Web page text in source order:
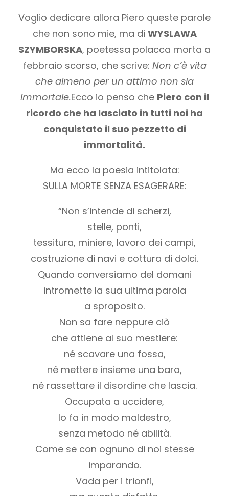
Voglio dedicare allora Piero queste parole
che non sono mie, ma di WYSLAWA
SZYMBORSKA, poetessa polacca morta a
febbraio scorso, che scrive: Non c’è vita
che almeno per un attimo non sia
immortale.Ecco io penso che Piero con il
ricordo che ha lasciato in tutti noi ha
conquistato il suo pezzetto di
immortalità.
Ma ecco la poesia intitolata:
SULLA MORTE SENZA ESAGERARE:
“Non s’intende di scherzi,
stelle, ponti,
tessitura, miniere, lavoro dei campi,
costruzione di navi e cottura di dolci.
Quando conversiamo del domani
intromette la sua ultima parola
a sproposito.
Non sa fare neppure ciò
che attiene al suo mestiere:
né scavare una fossa,
né mettere insieme una bara,
né rassettare il disordine che lascia.
Occupata a uccidere,
lo fa in modo maldestro,
senza metodo né abilità.
Come se con ognuno di noi stesse
imparando.
Vada per i trionfi,